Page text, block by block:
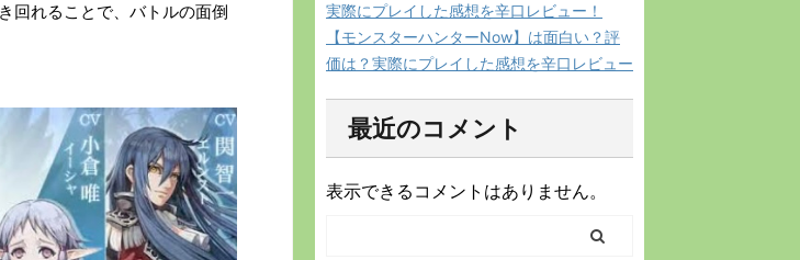
回れることで、バトルの面倒
実際にプレイした感想を辛口レビュー！
【モンスターハンターNow】は面白い？評
価は？実際にプレイした感想を辛口レビュー
最近のコメント
表示できるコメントはありません。